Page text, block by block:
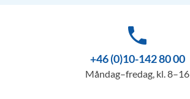
phone
+46 (0)10-142 80 00
Måndag–fredag, kl. 8–16